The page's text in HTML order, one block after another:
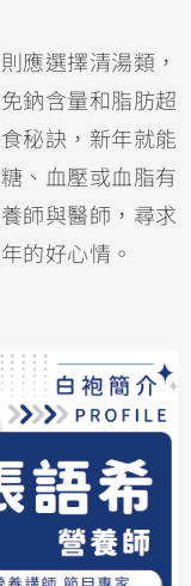
應選擇清湯類，
鈉含量和脂肪超
秘訣，新年就能
、血壓或血脂有
師與醫師，尋求
的好心情。